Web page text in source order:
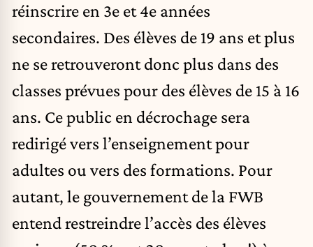
réinscrire en 3e et 4e années
secondaires. Des élèves de 19 ans et plus
ne se retrouveront donc plus dans des
classes prévues pour des élèves de 15 à 16
ans. Ce public en décrochage sera
redirigé vers l’enseignement pour
adultes ou vers des formations. Pour
autant, le gouvernement de la FWB
entend restreindre l’accès des élèves